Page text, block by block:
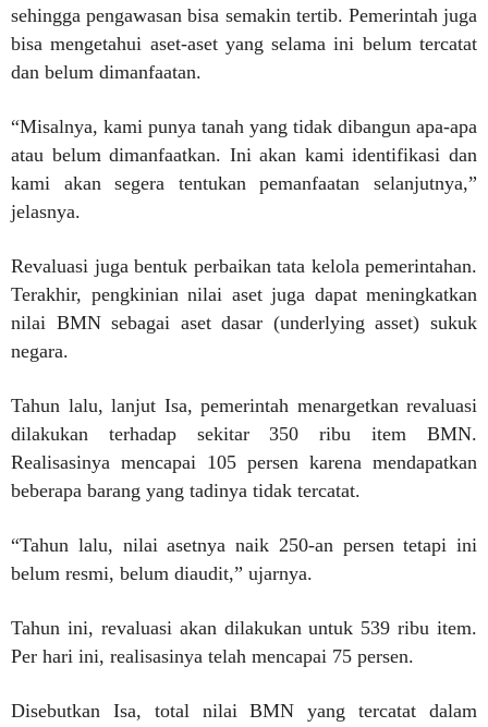
sehingga pengawasan bisa semakin tertib. Pemerintah juga
bisa mengetahui aset-aset yang selama ini belum tercatat
dan belum dimanfaatan.
“Misalnya, kami punya tanah yang tidak dibangun apa-apa
atau belum dimanfaatkan. Ini akan kami identifikasi dan
kami akan segera tentukan pemanfaatan selanjutnya,”
jelasnya.
Revaluasi juga bentuk perbaikan tata kelola pemerintahan.
Terakhir, pengkinian nilai aset juga dapat meningkatkan
nilai BMN sebagai aset dasar (underlying asset) sukuk
negara.
Tahun lalu, lanjut Isa, pemerintah menargetkan revaluasi
dilakukan terhadap sekitar 350 ribu item BMN.
Realisasinya mencapai 105 persen karena mendapatkan
beberapa barang yang tadinya tidak tercatat.
“Tahun lalu, nilai asetnya naik 250-an persen tetapi ini
belum resmi, belum diaudit,” ujarnya.
Tahun ini, revaluasi akan dilakukan untuk 539 ribu item.
Per hari ini, realisasinya telah mencapai 75 persen.
Disebutkan Isa, total nilai BMN yang tercatat dalam